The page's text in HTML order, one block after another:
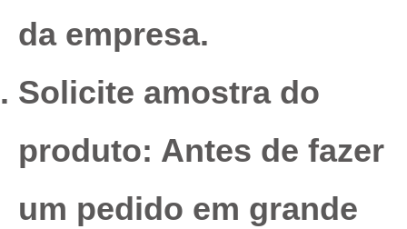
da empresa.
Solicite amostra do
produto: Antes de fazer
um pedido em grande